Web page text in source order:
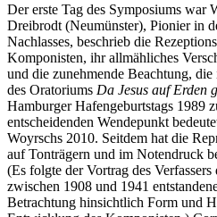
Der erste Tag des Symposiums war
Dreibrodt (Neumünster), Pionier in
Nachlasses, beschrieb die
Komponisten, ihr allmähliches
und die zunehmende Beachtung,
des Oratoriums Da Jesus auf Erden
Hamburger Hafengeburtstags 1989
entscheidenden Wendepunkt
Woyrschs 2010. Seitdem hat die
auf Tonträgern und im Notendruck
(Es folgte der Vortrag des
zwischen 1908 und 1941
Betrachtung hinsichtlich Form und